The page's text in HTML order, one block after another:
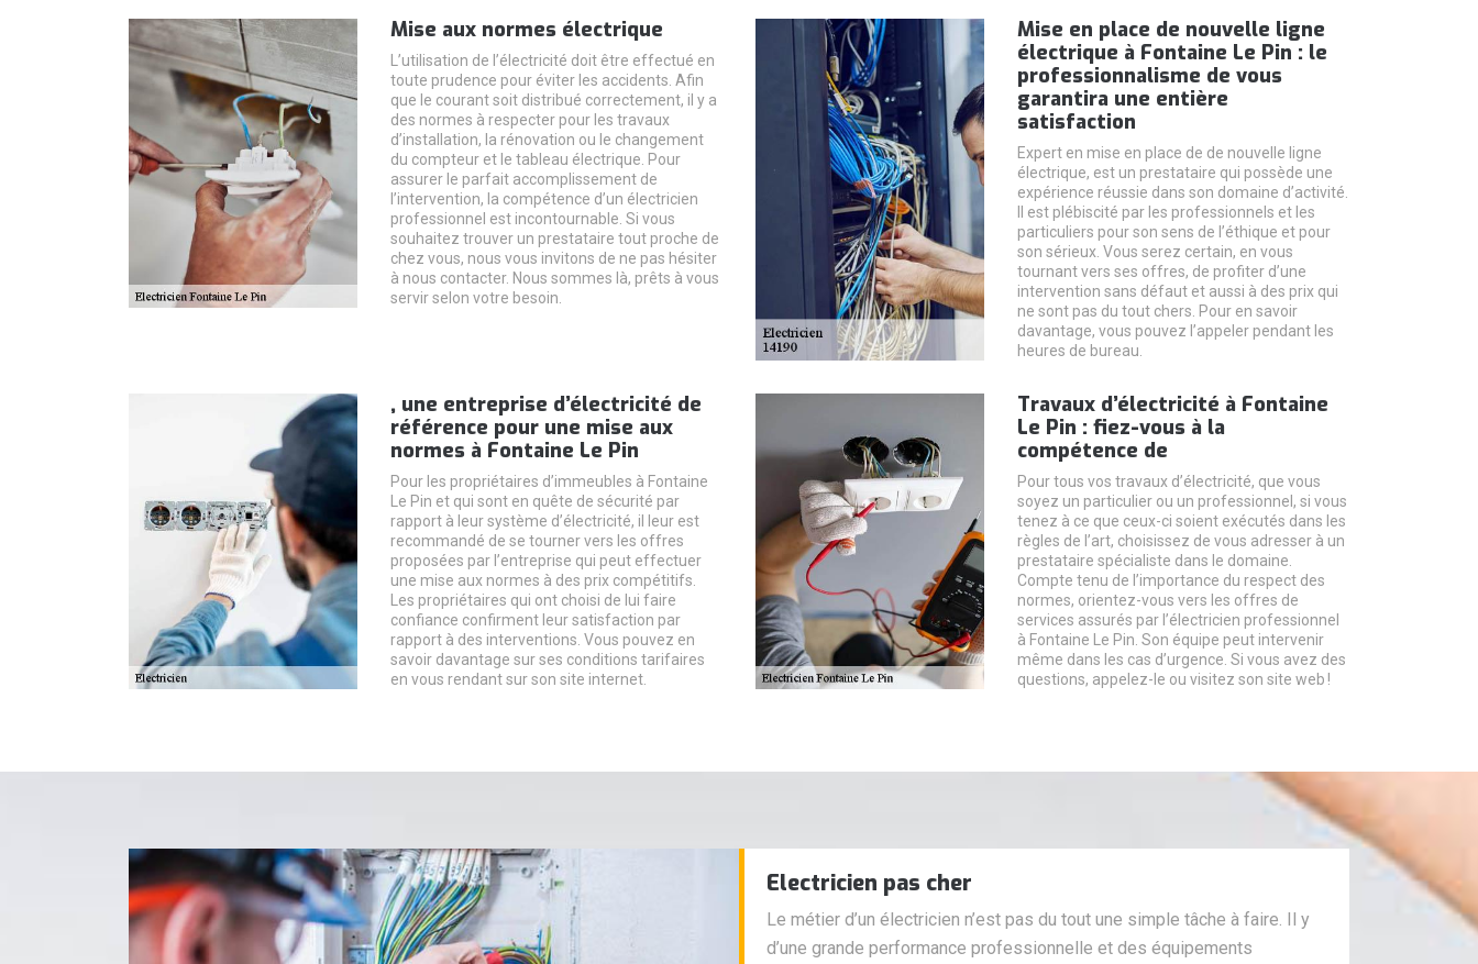
Mise aux normes électrique
L’utilisation de l’électricité doit être effectué en
toute prudence pour éviter les accidents. Afin
que le courant soit distribué correctement, il y a
des normes à respecter pour les travaux
d’installation, la rénovation ou le changement
du compteur et le tableau électrique. Pour
assurer le parfait accomplissement de
l’intervention, la compétence d’un électricien
professionnel est incontournable. Si vous
souhaitez trouver un prestataire tout proche de
chez vous, nous vous invitons de ne pas hésiter
à nous contacter. Nous sommes là, prêts à vous
servir selon votre besoin.
Mise en place de nouvelle ligne
électrique à Fontaine Le Pin : le
professionnalisme de vous
garantira une entière
satisfaction
Expert en mise en place de de nouvelle ligne
électrique, est un prestataire qui possède une
expérience réussie dans son domaine d’activité.
Il est plébiscité par les professionnels et les
particuliers pour son sens de l’éthique et pour
son sérieux. Vous serez certain, en vous
tournant vers ses offres, de profiter d’une
intervention sans défaut et aussi à des prix qui
ne sont pas du tout chers. Pour en savoir
davantage, vous pouvez l’appeler pendant les
heures de bureau.
, une entreprise d’électricité de
référence pour une mise aux
normes à Fontaine Le Pin
Pour les propriétaires d’immeubles à Fontaine
Le Pin et qui sont en quête de sécurité par
rapport à leur système d’électricité, il leur est
recommandé de se tourner vers les offres
proposées par l’entreprise qui peut effectuer
une mise aux normes à des prix compétitifs.
Les propriétaires qui ont choisi de lui faire
confiance confirment leur satisfaction par
rapport à des interventions. Vous pouvez en
savoir davantage sur ses conditions tarifaires
en vous rendant sur son site internet.
Travaux d’électricité à Fontaine
Le Pin : fiez-vous à la
compétence de
Pour tous vos travaux d’électricité, que vous
soyez un particulier ou un professionnel, si vous
tenez à ce que ceux-ci soient exécutés dans les
règles de l’art, choisissez de vous adresser à un
prestataire spécialiste dans le domaine.
Compte tenu de l’importance du respect des
normes, orientez-vous vers les offres de
services assurés par l’électricien professionnel
à Fontaine Le Pin. Son équipe peut intervenir
même dans les cas d’urgence. Si vous avez des
questions, appelez-le ou visitez son site web !
Electricien pas cher
Le métier d’un électricien n’est pas du tout une simple tâche à faire. Il y
d’une grande performance professionnelle et des équipements